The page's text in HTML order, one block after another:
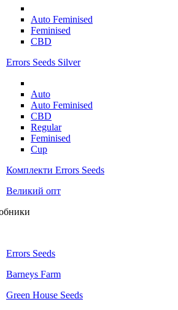
Auto Feminised
Feminised
CBD
Errors Seeds Silver
Auto
Auto Feminised
CBD
Regular
Feminised
Cup
Комплекти Errors Seeds
Великий опт
Errors Seeds
Barneys Farm
Green House Seeds